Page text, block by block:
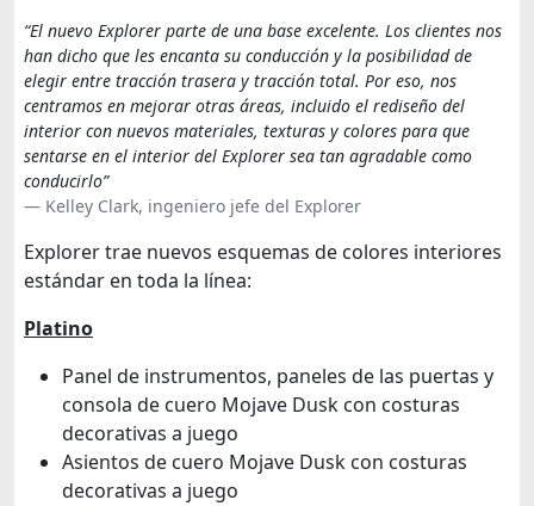
“El nuevo Explorer parte de una base excelente. Los clientes nos
han dicho que les encanta su conducción y la posibilidad de
elegir entre tracción trasera y tracción total. Por eso, nos
centramos en mejorar otras áreas, incluido el rediseño del
interior con nuevos materiales, texturas y colores para que
sentarse en el interior del Explorer sea tan agradable como
conducirlo”
Kelley Clark, ingeniero jefe del Explorer
Explorer trae nuevos esquemas de colores interiores
estándar en toda la línea:
Platino
Panel de instrumentos, paneles de las puertas y
consola de cuero Mojave Dusk con costuras
decorativas a juego
Asientos de cuero Mojave Dusk con costuras
decorativas a juego